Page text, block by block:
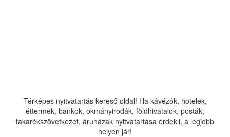
Térképes nyitvatartás kereső oldal! Ha kávézók, hotelek,
éttermek, bankok, okmányirodák, földhivatalok, posták,
takarékszövetkezet, áruházak nyitvatartása érdekli, a legjobb
helyen jár!